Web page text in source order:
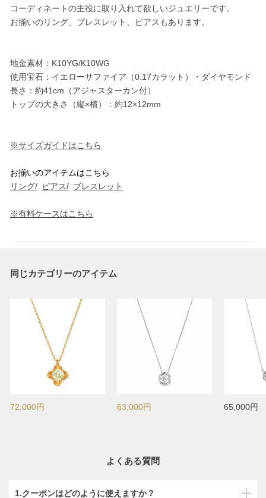
コーディネートの主役に取り入れて欲しいジュエリーです。
お揃いのリング、ブレスレット、ピアスもあります。
地金素材：K10YG/K10WG
使用宝石：イエローサファイア（0.17カラット）・ダイヤモンド
長さ：約41cm（アジャスターカン付）
トップの大きさ（縦×横）：約12×12mm
※サイズガイドはこちら
お揃いのアイテムはこちら
リング/ ピアス/ ブレスレット
※有料ケースはこちら
同じカテゴリーのアイテム
72,000円 63,000円 65,000円
よくある質問
1.クーポンはどのように使えますか？